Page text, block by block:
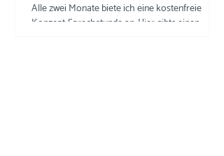
Alle zwei Monate biete ich eine kostenfreie
Konzept-Sprechstunde an. Hier gibts einen